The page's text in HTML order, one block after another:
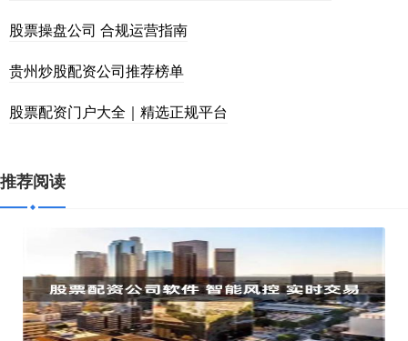
股票操盘公司 合规运营指南
贵州炒股配资公司推荐榜单
股票配资门户大全｜精选正规平台
推荐阅读